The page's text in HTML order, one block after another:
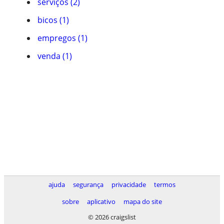
bicos (1)
empregos (1)
venda (1)
ajuda segurança privacidade
termos
sobre
aplicativo
mapa do site
© 2026 craigslist